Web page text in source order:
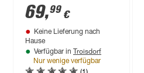
Beleuchtung
dimmbar 3100 lm
warmweiß bis
tageslichtweiß Ø 51
x 20 cm
69,99 €
Keine Lieferung nach
Hause
Verfügbar in Troisdorf
Nur wenige verfügbar